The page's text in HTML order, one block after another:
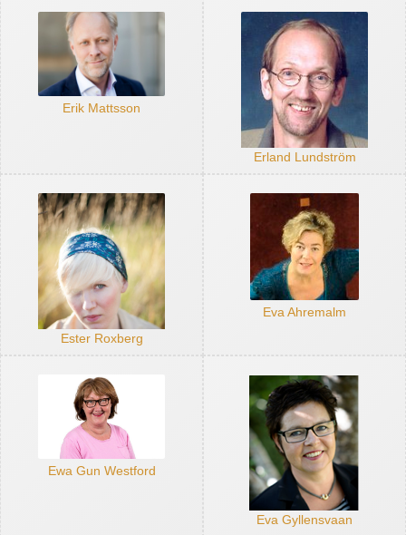
Erik Mattsson
Erland Lundström
Ester Roxberg
Eva Ahremalm
Ewa Gun Westford
Eva Gyllensvaan